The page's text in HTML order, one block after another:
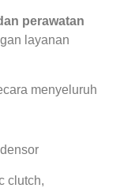
perawatan
layanan
menyeluruh
clutch,